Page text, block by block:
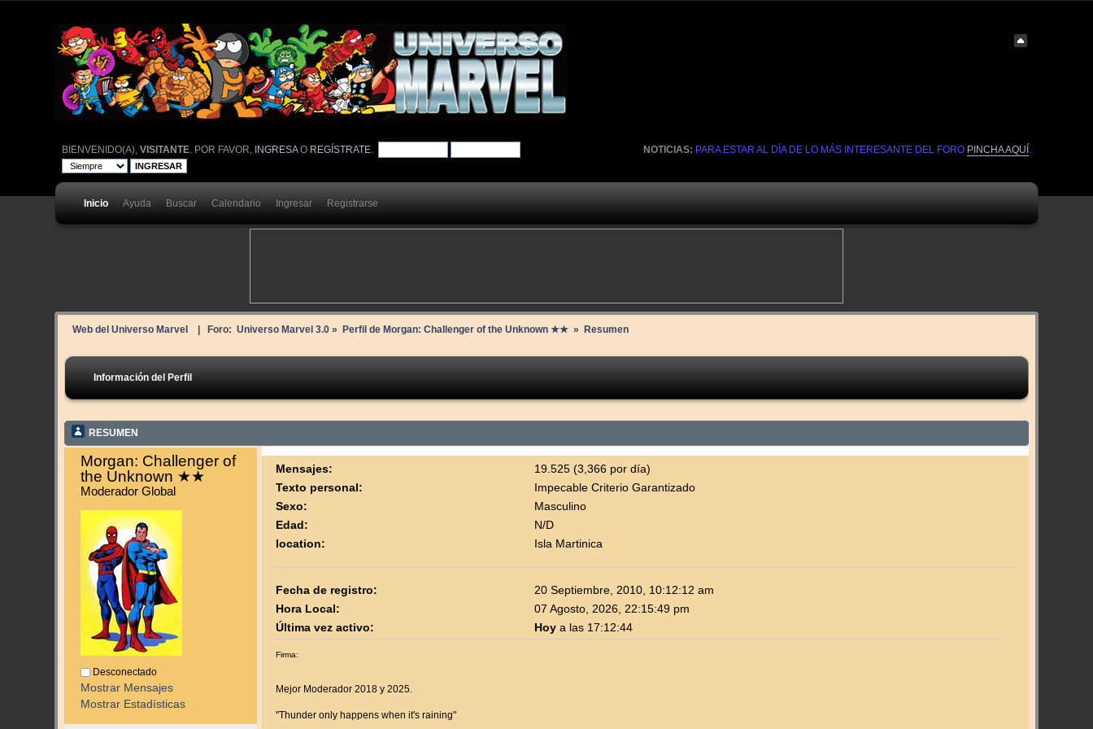
NOTICIAS: PARA ESTAR AL DÍA DE LO MÁS INTERESANTE DEL FORO PINCHA AQUÍ
BIENVENIDO(A), VISITANTE. POR FAVOR, INGRESAO REGÍSTRATE.
Inicio Ayuda Buscar Calendario Ingresar Registrarse
Web del Universo Marvel | Foro: Universo Marvel 3.0» Perfil de Morgan: Challenger of the Unknown ★★ » Resumen
Información del Perfil
RESUMEN
Morgan: Challenger of
the Unknown ★★
Moderador Global
Desconectado
Mostrar Mensajes
Mostrar Estadísticas
Mensajes:
19.525 (3,366 por día)
Texto personal:
Impecable Criterio Garantizado
Sexo:
Masculino
Edad:
N/D
location:
Isla Martinica
Fecha de registro:
20 Septiembre, 2010, 10:12:12 am
Hora Local:
07 Agosto, 2026, 22:15:49 pm
Última vez activo:
Hoy a las 17:12:44
Firma:
Mejor Moderador 2018 y 2025.
"Thunder only happens when it's raining"